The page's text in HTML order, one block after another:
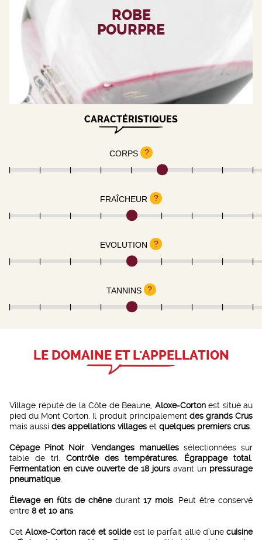
ROBE
POURPRE
CARACTÉRISTIQUES
CORPS ?
FRAÎCHEUR ?
EVOLUTION ?
TANNINS ?
LE DOMAINE ET L'APPELLATION
Village réputé de la Côte de Beaune, Aloxe-Cortonest situé au
pied du Mont Corton. Il produit principalement des grands Crus
mais aussi des appellations villages et quelques premiers crus
Cépage Pinot Noir. Vendanges manuellessélectionnées sur
table de tri. Contrôle des températures Égrappage total.
Fermentation en cuve ouverte de 18 jours avant un pressurage
pneumatique.
Élevage en fûts de chênedurant17 mois . Peut être conservé
entre 8 et 10 ans
CetAloxe-Corton racé et solideest le parfait allié d’unecuisine